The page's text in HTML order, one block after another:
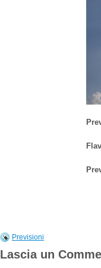
Previsioni
Lascia un